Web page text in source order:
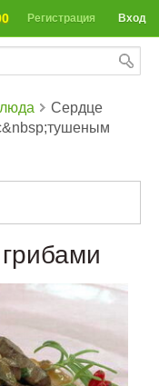
Вход
Регистрация
Сердце